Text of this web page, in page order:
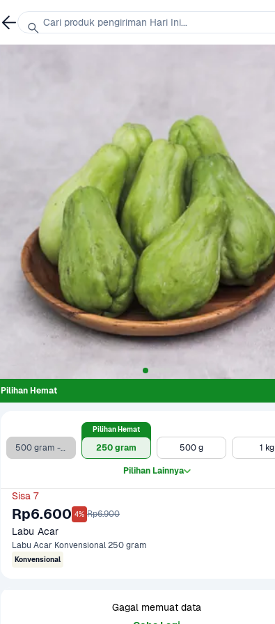
Pilihan Hemat
500 gram - Clearance Sale 250 gram
Pilihan Hemat
500 g 1 kg
Pilihan Lainnya
Sisa 7
Rp6.600 4% Rp6.900
Labu Acar
Labu Acar Konvensional 250 gram
Konvensional
Gagal memuat data
Cari produk pengiriman Hari Ini...